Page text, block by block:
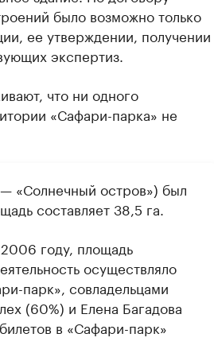
было возможно только
ее утверждении, получении
экспертиз.
что ни одного
«Сафари-парка» не
«Солнечный остров») был
составляет 38,5 га.
году, площадь
осуществляло
парк», совладельцами
(60%) и Елена Багадова
в «Сафари-парк»